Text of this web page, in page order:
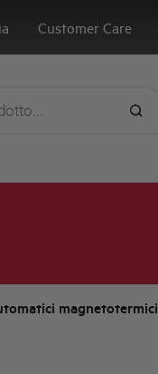
Customer Care
magnetotermici